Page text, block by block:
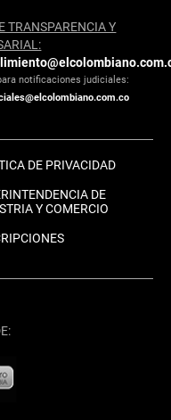
TRANSPARENCIA Y
notificaciones judiciales:
DE PRIVACIDAD
DE
Y COMERCIO